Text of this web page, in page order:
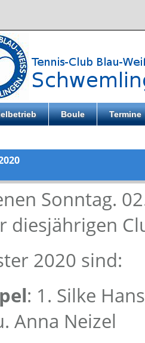
Boule Termine
Sonntag.
diesjährigen
2020 sind:
: 1. Silke
Anna Neizel